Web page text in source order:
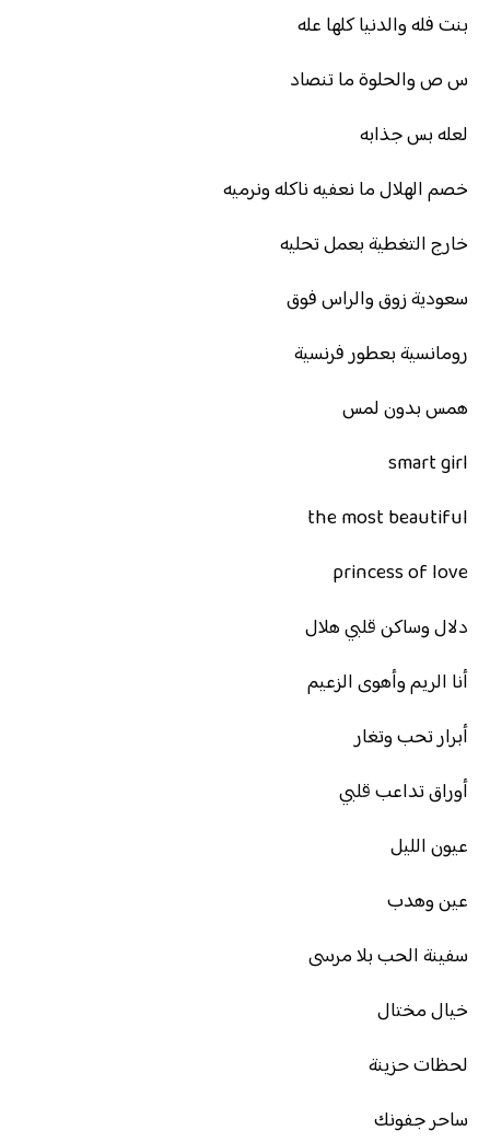
بنت فله والدنيا كلها عله
س ص والحلوة ما تنصاد
لعله بس جذابه
خصم الهلال ما نعفيه ناكله ونرميه
خارج التغطية بعمل تحليه
سعودية زوق والراس فوق
رومانسية بعطور فرنسية
همس بدون لمس
smart girl
the most beautiful
princess of love
دلال وساكن قلبي هلال
أنا الريم وأهوى الزعيم
أبرار تحب وتغار
أوراق تداعب قلبي
عيون الليل
عين وهدب
سفينة الحب بلا مرسى
خيال مختال
لحظات حزينة
ساحر جفونك